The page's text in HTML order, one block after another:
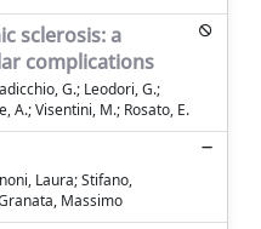
sclerosis: a
complications
G.; Leodori, G.;
A.; Visentini, M.; Rosato, E.
Laura; Stifano,
Massimo